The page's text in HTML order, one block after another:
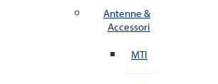
Antenne &
Accessori
MTI